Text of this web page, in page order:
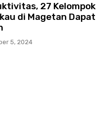
27 Kelompok
di Magetan Dapat
5, 2024